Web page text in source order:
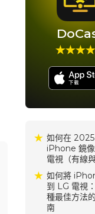
如何在
iPhone 鏡
電視（有線
如何將
到 LG 電視
種最佳方法
南